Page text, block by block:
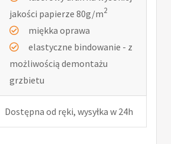
jakości papierze 80g/m2
miękka oprawa
elastyczne bindowanie - z
możliwością demontażu
grzbietu
Dostępna od ręki, wysyłka w 24h